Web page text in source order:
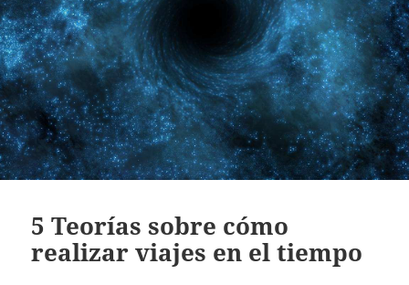
5 Teorías sobre cómo
realizar viajes en el tiempo